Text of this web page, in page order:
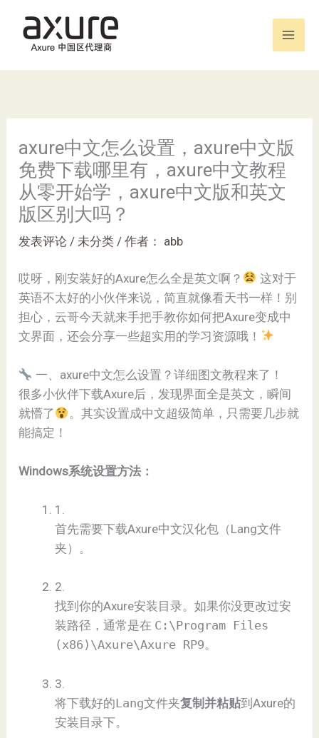
容
axure中文怎么设置，axure中文版
免费下载哪里有，axure中文教程
从零开始学，axure中文版和英文
版区别大吗？
发表评论 / 未分类 / 作者： abb
哎呀，刚安装好的Axure怎么全是英文啊？
这对于
英语不太好的小伙伴来说，简直就像看天书一样！别
担心，云哥今天就来手把手教你如何把Axure变成中
文界面，还会分享一些超实用的学习资源哦！
一、axure中文怎么设置？详细图文教程来了！
很多小伙伴下载Axure后，发现界面全是英文，瞬间
就懵了
。其实设置成中文超级简单，只需要几步就
能搞定！
​Windows系统设置方法：​
1.
首先需要下载Axure中文汉化包（Lang文件
夹）。
2.
找到你的Axure安装目录。如果你没更改过安
装路径，通常是在 C:\Program Files
(x86)\Axure\Axure RP9。
3.
将下载好的Lang文件夹​​复制并粘贴​​到Axure的
安装目录下。